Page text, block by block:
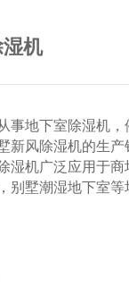
机
事地下室除湿机
新风除湿机的生产
湿机广泛应用于
别墅潮湿地下室等